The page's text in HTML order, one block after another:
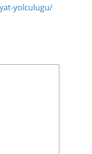
yolculugu/